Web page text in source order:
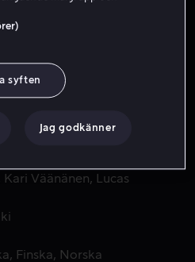
tar ett jobb som kock och
hjärtan – problemet är att
Kari Väänänen
Lucas
Finska Norska
syften
Jag godkänner